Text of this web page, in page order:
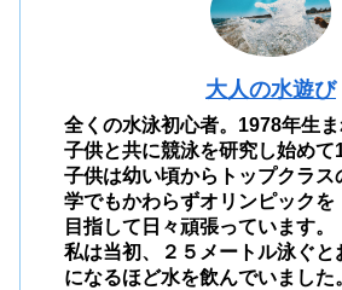
大人の水遊び
全くの水泳初心者。1978年生
子供と共に競泳を研究し始めて
子供は幼い頃からトップクラス
学でもかわらずオリンピックを
目指して日々頑張っています。
私は当初、２５メートル泳ぐと
になるほど水を飲んでいました